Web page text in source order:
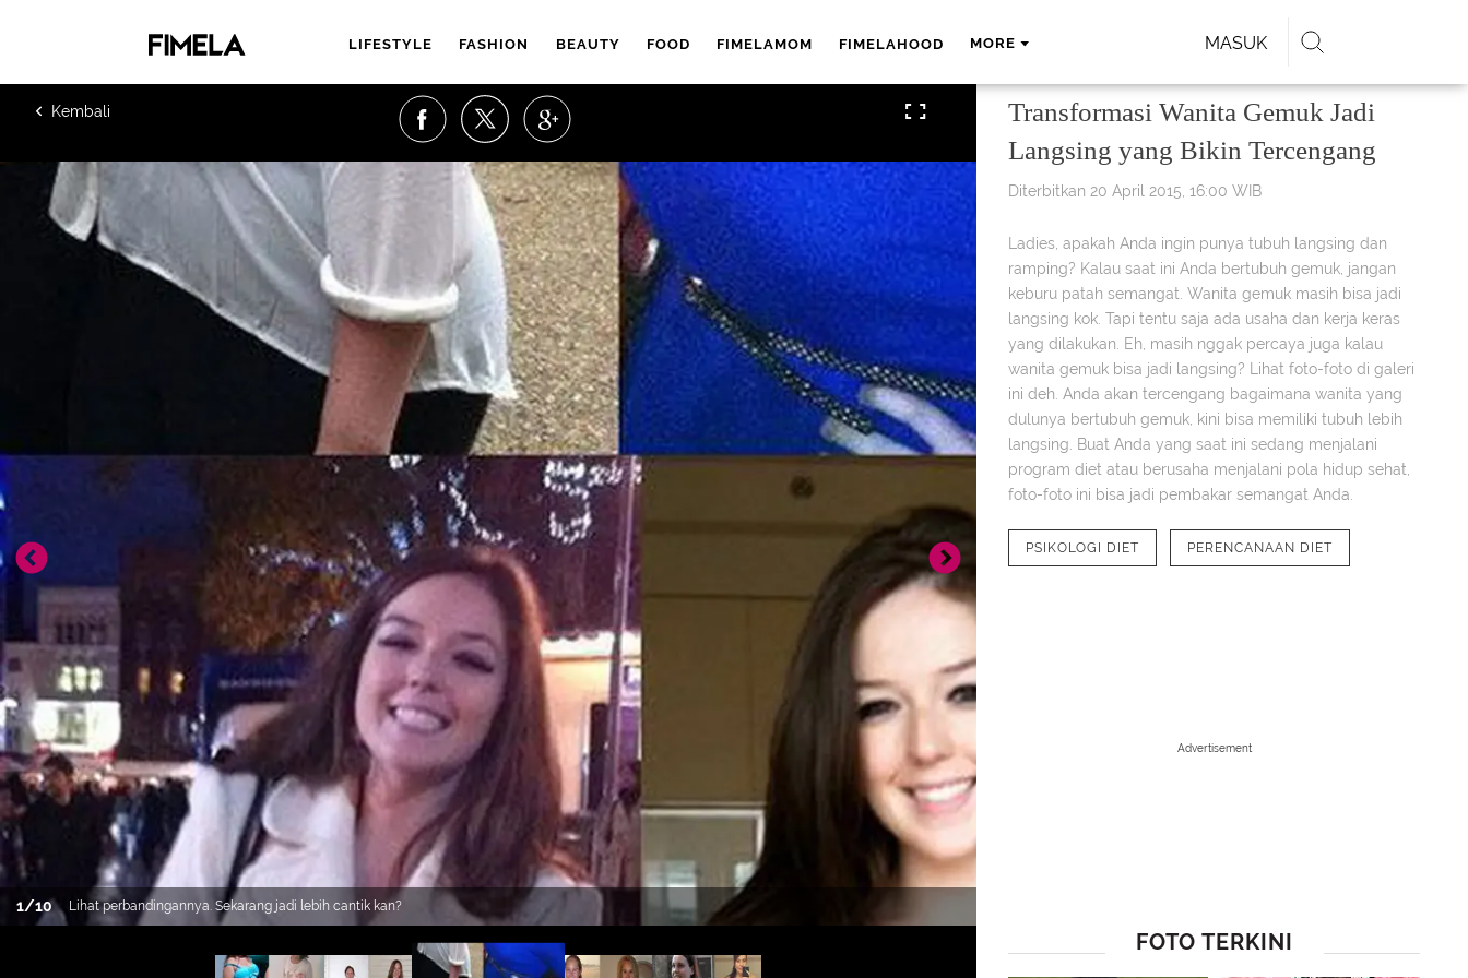
LIFESTYLE FASHION BEAUTY FOOD FIMELAMOM FIMELAHOOD MORE MASUK
1/10 Lihat perbandingannya. Sekarang jadi lebih cantik kan?
Transformasi Wanita Gemuk Jadi
Langsing yang Bikin Tercengang
Diterbitkan 20 April 2015, 16:00 WIB
Ladies, apakah Anda ingin punya tubuh langsing dan
ramping? Kalau saat ini Anda bertubuh gemuk, jangan
keburu patah semangat. Wanita gemuk masih bisa jadi
langsing kok. Tapi tentu saja ada usaha dan kerja keras
yang dilakukan. Eh, masih nggak percaya juga kalau
wanita gemuk bisa jadi langsing? Lihat foto-foto di galeri
ini deh. Anda akan tercengang bagaimana wanita yang
dulunya bertubuh gemuk, kini bisa memiliki tubuh lebih
langsing. Buat Anda yang saat ini sedang menjalani
program diet atau berusaha menjalani pola hidup sehat,
foto-foto ini bisa jadi pembakar semangat Anda.
PSIKOLOGI DIET PERENCANAAN DIET
Advertisement
FOTO TERKINI